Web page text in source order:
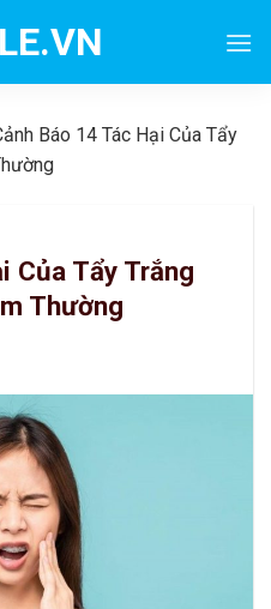
Báo 14 Tác Hại Của Tẩy
Của Tẩy Trắng
Thường